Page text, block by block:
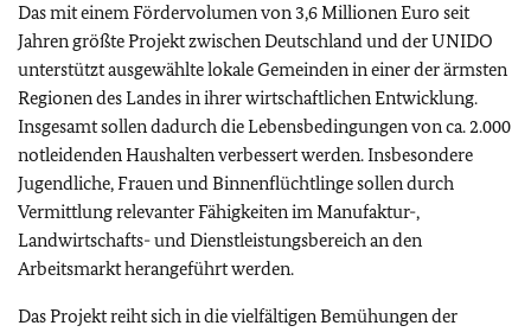
Das mit einem Fördervolumen von 3,6 Millionen Euro seit
Jahren größte Projekt zwischen Deutschland und der UNIDO
unterstützt ausgewählte lokale Gemeinden in einer der ärmsten
Regionen des Landes in ihrer wirtschaftlichen Entwicklung.
Insgesamt sollen dadurch die Lebensbedingungen von ca. 2.000
notleidenden Haushalten verbessert werden. Insbesondere
Jugendliche, Frauen und Binnenflüchtlinge sollen durch
Vermittlung relevanter Fähigkeiten im Manufaktur-,
Landwirtschafts- und Dienstleistungsbereich an den
Arbeitsmarkt herangeführt werden.
Das Projekt reiht sich in die vielfältigen Bemühungen der